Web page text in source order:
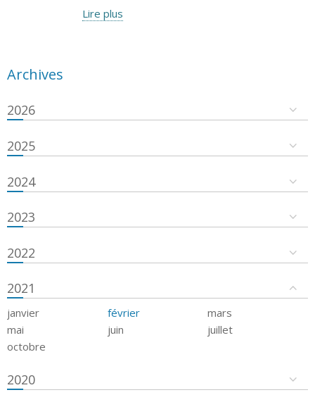
Lire plus
Archives
2026
2025
2024
2023
2022
2021
janvier février
mars
mai
juin
juillet
octobre
2020